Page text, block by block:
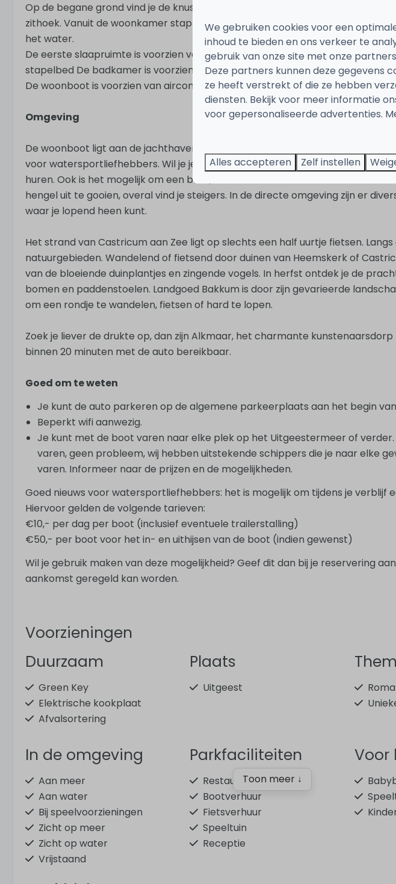
Op de begane grond vind je de knusse woonkamer, met de kleine open
zithoek. Vanuit de woonkamer stap je zo het dekterras op vanwaar je een
het water.
De eerste slaapruimte is voorzien van twee boxprings. In de tweede
stapelbed De badkamer is voorzien van toilet, wastafel en douche.
De woonboot is voorzien van airconditioning.
Omgeving
De woonboot ligt aan de jachthaven van Uitgeest. Dit biedt talloze
voor watersportliefhebbers. Wil je je eigen boot meenemen? Geen probleem,
huren. Ook is het mogelijk om een boot, sub of zeilboot te huren. Voor vissers
hengel uit te gooien, overal vind je steigers. In de directe omgeving zijn er
waar je lopend heen kunt.
Het strand van Castricum aan Zee ligt op slechts een half uurtje fietsen. Langs
natuurgebieden. Wandelend of fietsend door duinen van Heemskerk of
van de bloeiende duinplantjes en zingende vogels. In herfst ontdek je de
bomen en paddenstoelen. Landgoed Bakkum is door zijn gevarieerde
om een rondje te wandelen, fietsen of hard te lopen.
Zoek je liever de drukte op, dan zijn Alkmaar, het charmante
binnen 20 minuten met de auto bereikbaar.
Goed om te weten
Je kunt de auto parkeren op de algemene parkeerplaats aan het begin
Beperkt wifi aanwezig.
Je kunt met de boot varen naar elke plek op het Uitgeestermeer of verder.
varen, geen probleem, wij hebben uitstekende schippers die je naar elke
varen. Informeer naar de prijzen en de mogelijkheden.
Goed nieuws voor watersportliefhebbers: het is mogelijk om tijdens je verblijf
Hiervoor gelden de volgende tarieven:
€10,- per dag per boot (inclusief eventuele trailerstalling)
€50,- per boot voor het in- en uithijsen van de boot (indien gewenst)
Wil je gebruik maken van deze mogelijkheid? Geef dit dan bij je reservering
aankomst geregeld kan worden.
Voorzieningen
Duurzaam
Green Key
Elektrische kookplaat
Afvalsortering
Plaats
Uitgeest
In de omgeving
Aan meer
Aan water
Bij speelvoorzieningen
Zicht op meer
Zicht op water
Vrijstaand
Parkfaciliteiten
Restaurant
Bootverhuur
Fietsverhuur
Speeltuin
Receptie
Voor
Toon meer ↓
We gebruiken cookies voor een
inhoud te bieden en ons verkeer te
gebruik van onze site met onze
Deze partners kunnen deze gegevens
ze heeft verstrekt of die ze hebben
diensten. Bekijk voor meer informatie
voor gepersonaliseerde advertenties.
Alles accepteren Zelf instellen